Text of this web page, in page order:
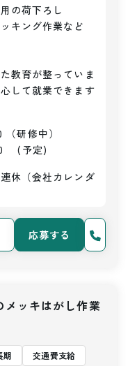
の荷下ろし
キング作業など
教育が整っていま
して就業できます
（研修中）
　 (予定)
休（会社カレンダ
応募する
メッキはがし作業
期 交通費支給